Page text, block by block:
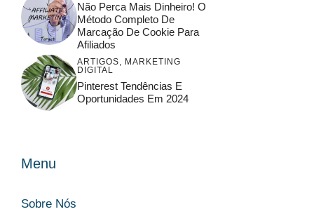
Não Perca Mais Dinheiro! O
Método Completo De
Marcação De Cookie Para
Afiliados
ARTIGOS
MARKETING
DIGITAL
Pinterest Tendências E
Oportunidades Em 2024
Menu
Sobre Nós